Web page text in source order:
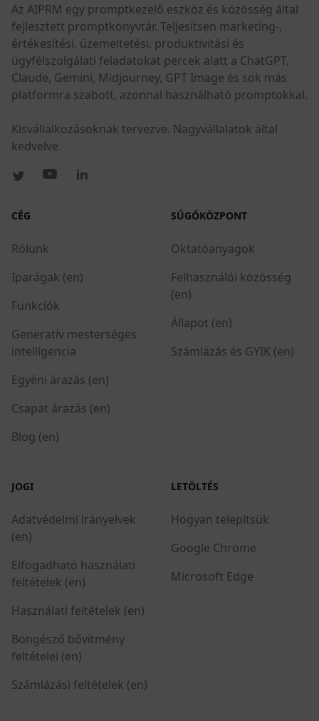
Az AIPRM egy promptkezelő eszköz és közösség által
fejlesztett promptkönyvtár. Teljesítsen marketing-,
értékesítési, üzemeltetési, produktivitási és
ügyfélszolgálati feladatokat percek alatt a ChatGPT,
Claude, Gemini, Midjourney, GPT Image és sok más
platformra szabott, azonnal használható promptokkal.
Kisvállalkozásoknak tervezve. Nagyvállalatok által
kedvelve.
CÉG
Rólunk
Iparágak (en)
Funkciók
Generatív mesterséges
intelligencia
Egyéni árazás (en)
Csapat árazás (en)
Blog (en)
SÚGÓKÖZPONT
Oktatóanyagok
Felhasználói közösség
(en)
Állapot (en)
Számlázás és GYIK (en)
JOGI
Adatvédelmi irányelvek
(en)
Elfogadható használati
feltételek (en)
Használati feltételek (en)
Böngésző bővítmény
feltételei (en)
Számlázási feltételek (en)
LETÖLTÉS
Hogyan telepítsük
Google Chrome
Microsoft Edge